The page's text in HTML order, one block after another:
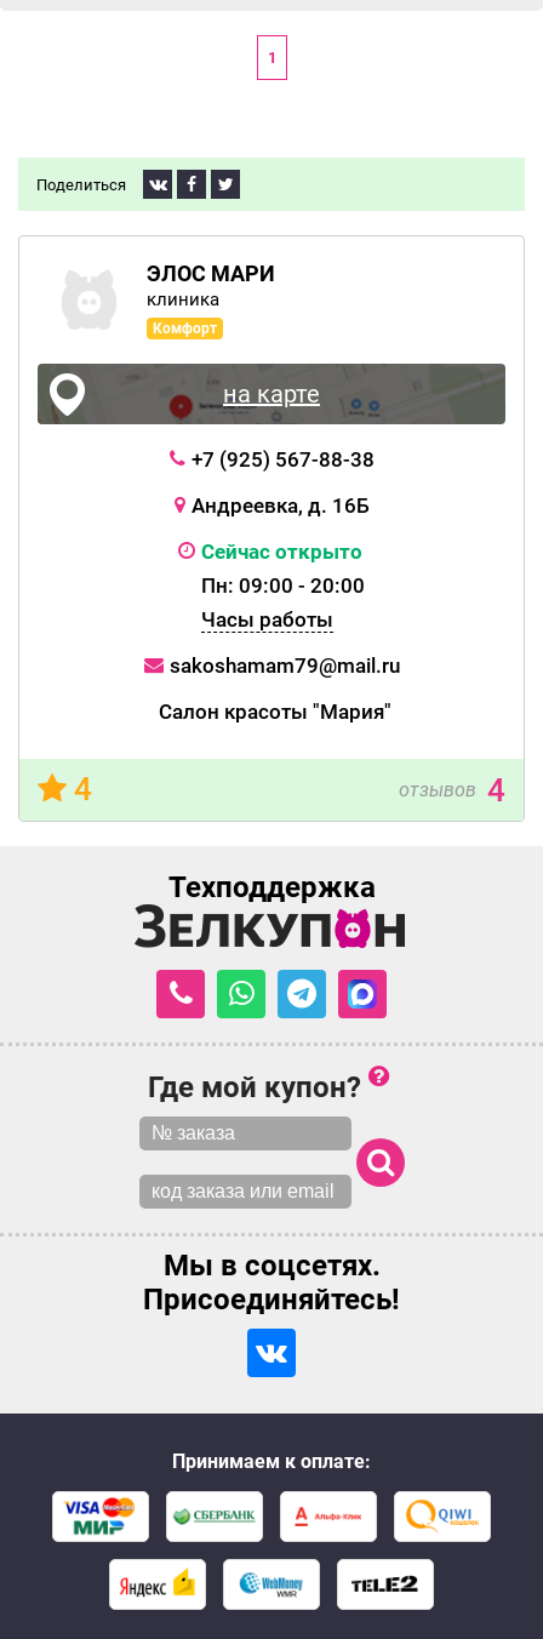
Поделиться
ЭЛОС МАРИ
клиника
Комфорт
на карте
+7 (925) 567-88-38
Андреевка, д. 16Б
Сейчас открыто
Пн: 09:00 - 20:00
Часы работы
sakoshamam79@mail.ru
Салон красоты "Мария"
4 отзывов 4
1
Техподдержка
Где мой купон?
Мы в соцсетях.
Присоединяйтесь!
Принимаем к оплате: